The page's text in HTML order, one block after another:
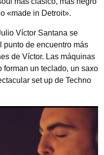
«made in Detroit».
Víctor Santana se
punto de encuentro más
de Víctor. Las máquinas
forman un teclado, un saxo
set up de Techno